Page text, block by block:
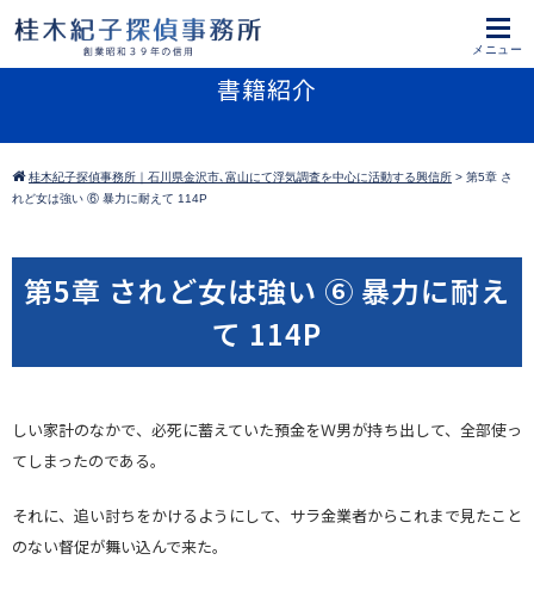
書籍紹介
桂木紀子探偵事務所｜石川県金沢市､富山にて浮気調査を中心に活動する興信所 > 第5章 さ
れど女は強い ⑥ 暴力に耐えて 114P
第5章 されど女は強い ⑥ 暴力に耐え
て 114P
しい家計のなかで、必死に蓄えていた預金をＷ男が持ち出して、全部使っ
てしまったのである。
それに、追い討ちをかけるようにして、サラ金業者からこれまで見たこと
のない督促が舞い込んで来た。